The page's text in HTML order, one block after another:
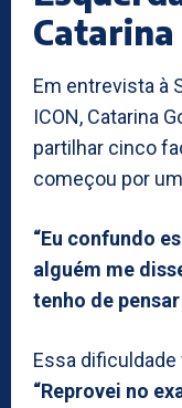
Em entrevista à
ICON, Catarina
partilhar cinco
começou por
“Eu confundo
alguém me
tenho de
Essa
“Reprovei no